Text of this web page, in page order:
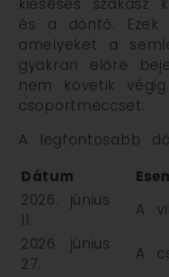
kieséses szakasz
és a döntő. Ezek
amelyeket a
gyakran előre
nem követik
csoportmeccset.
A legfontosabb
Dátum
2026. június
11.
A
2026. június
27.
A